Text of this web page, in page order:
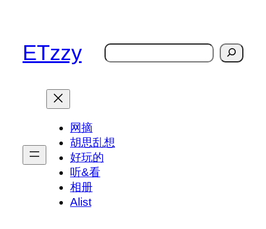
ETzzy
搜
网摘
胡思乱想
好玩的
听&看
相册
Alist